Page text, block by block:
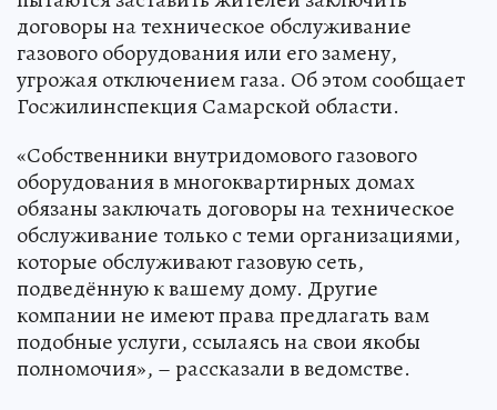
договоры на техническое обслуживание
газового оборудования или его замену,
угрожая отключением газа. Об этом сообщает
Госжилинспекция Самарской области.
«Собственники внутридомового газового
оборудования в многоквартирных домах
обязаны заключать договоры на техническое
обслуживание только с теми организациями,
которые обслуживают газовую сеть,
подведённую к вашему дому. Другие
компании не имеют права предлагать вам
подобные услуги, ссылаясь на свои якобы
полномочия», – рассказали в ведомстве.